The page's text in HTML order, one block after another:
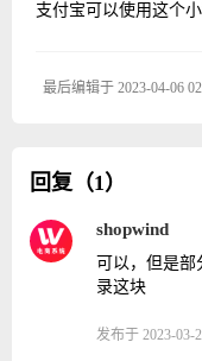
支付宝可以使用这个
最后编辑于 2023-04-06
回复（1）
shopwind
可以，但是
录这块
发布于 2023-03-